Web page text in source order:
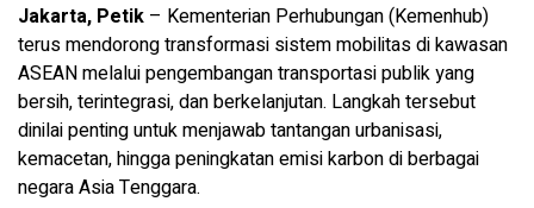
Jakarta, Petik – Kementerian Perhubungan (Kemenhub)
terus mendorong transformasi sistem mobilitas di kawasan
ASEAN melalui pengembangan transportasi publik yang
bersih, terintegrasi, dan berkelanjutan. Langkah tersebut
dinilai penting untuk menjawab tantangan urbanisasi,
kemacetan, hingga peningkatan emisi karbon di berbagai
negara Asia Tenggara.